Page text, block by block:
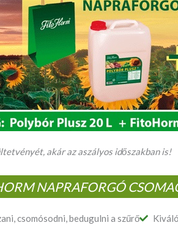
akár az aszályos időszakban is!
NAPRAFORGÓ
csomósodni, bedugulni a szűrő